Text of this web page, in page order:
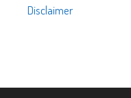
Disclaimer